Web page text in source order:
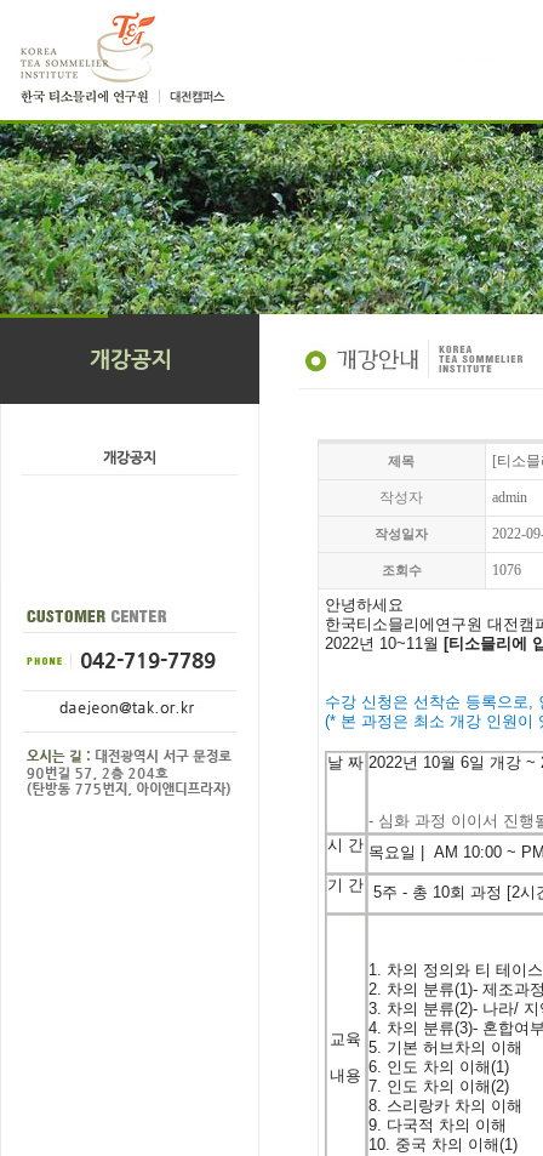
제목 [티소
작성자 admin
작성일자 2022-
조회수 1076
안녕하세요
한국티소믈리에 연구원 대전캠
2022년 10~11월 [티소믈리에
수강 신청은 선착순 등록으로,
(* 본 과정은 최소 개강 인원이
날 짜 2022년 10월 6일 개강 ~
- 심화 과정 이이서 진행
시 간 목요일 | AM 10:00 ~
기 간 5주 - 총 10회 과정 [2시
교육
내용
1. 차의 정의와 티 테이
2. 차의 분류(1)- 제조과
3. 차의 분류(2)- 나라/ 지
4. 차의 분류(3)- 혼합여
5. 기본 허브차의 이해
6. 인도 차의 이해(1)
7. 인도 차의 이해(2)
8. 스리랑카 차의 이해
9. 다국적 차의 이해
10. 중국 차의 이해(1)